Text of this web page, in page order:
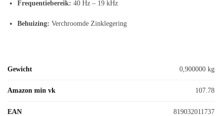
Frequentiebereik: 40 Hz – 19 kHz
Behuizing: Verchroomde Zinklegering
Gewicht 0,900000 kg
Amazon min vk 107.78
EAN 819032011737